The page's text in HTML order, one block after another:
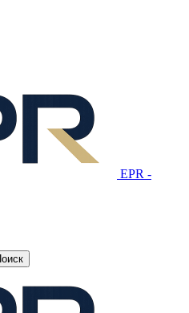
EPR -